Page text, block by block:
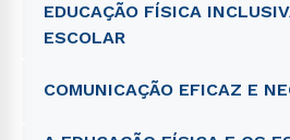
EDUCAÇÃO FÍSICA
ESCOLAR
COMUNICAÇÃO EFICAZ E